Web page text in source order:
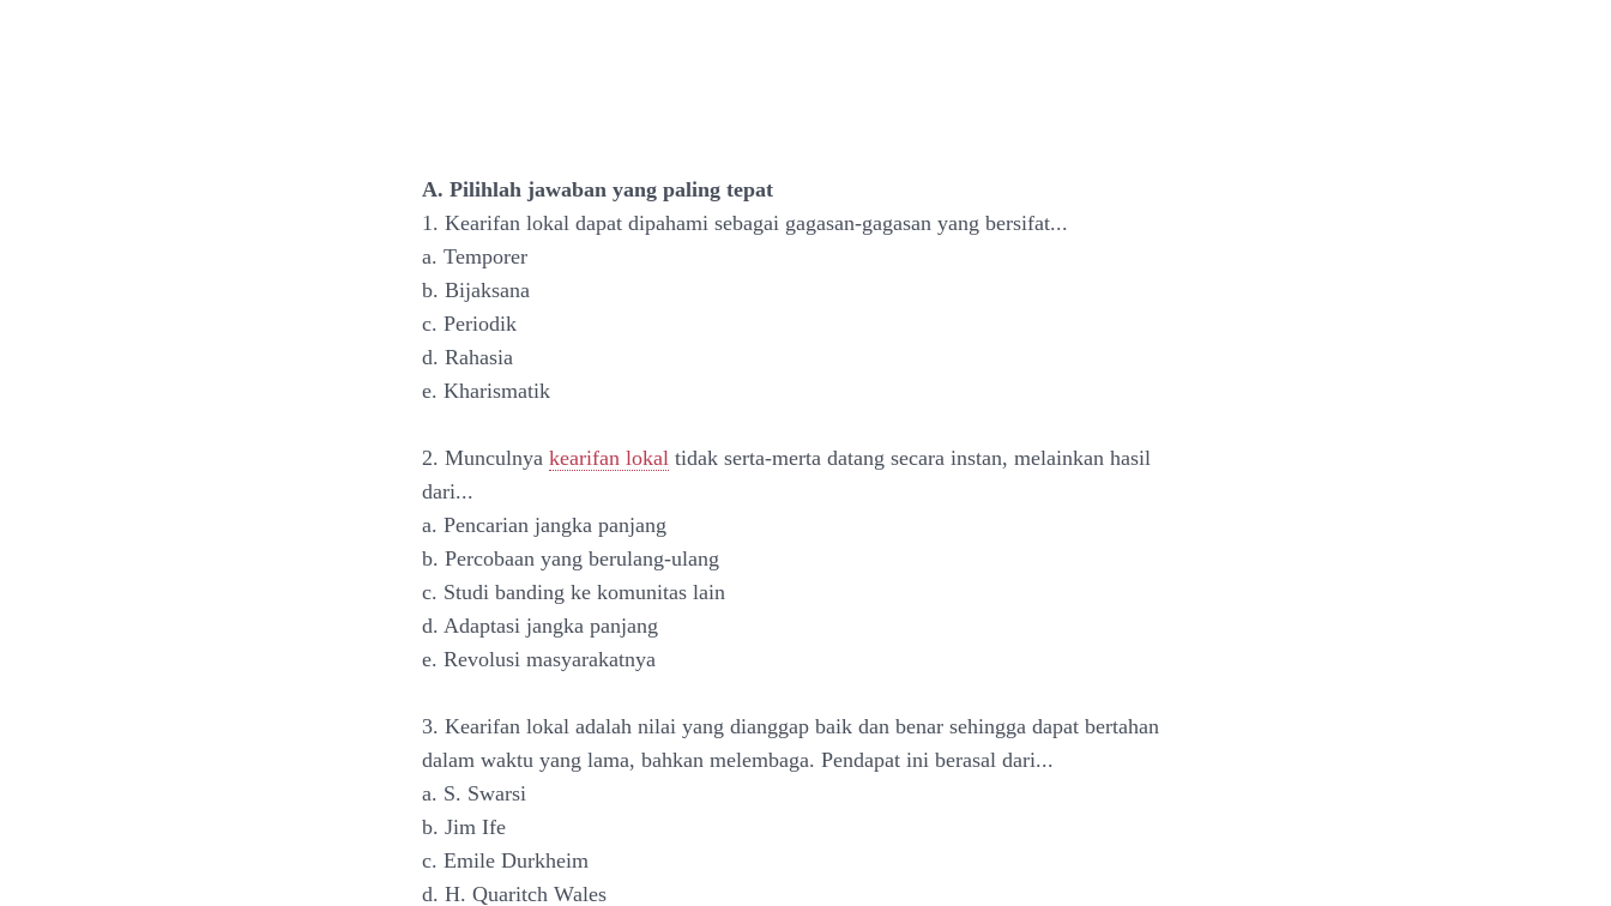
A. Pilihlah jawaban yang paling tepat
1. Kearifan lokal dapat dipahami sebagai gagasan-gagasan yang bersifat...
a. Temporer
b. Bijaksana
c. Periodik
d. Rahasia
e. Kharismatik
2. Munculnya kearifan lokal tidak serta-merta datang secara instan, melainkan hasil
dari...
a. Pencarian jangka panjang
b. Percobaan yang berulang-ulang
c. Studi banding ke komunitas lain
d. Adaptasi jangka panjang
e. Revolusi masyarakatnya
3. Kearifan lokal adalah nilai yang dianggap baik dan benar sehingga dapat bertahan
dalam waktu yang lama, bahkan melembaga. Pendapat ini berasal dari...
a. S. Swarsi
b. Jim Ife
c. Emile Durkheim
d. H. Quaritch Wales